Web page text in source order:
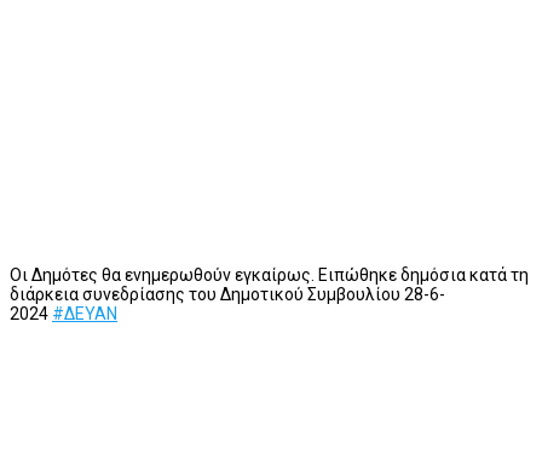
Οι Δημότες θα ενημερωθούν εγκαίρως. Ειπώθηκε δημόσια κατά τη
διάρκεια συνεδρίασης του Δημοτικού Συμβουλίου 28-6-
2024 #ΔΕΥΑΝ